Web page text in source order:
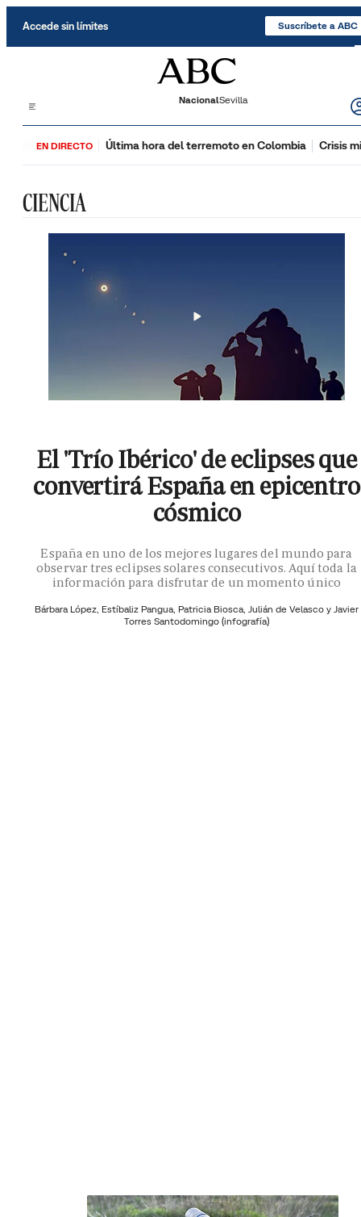
Accede sin límites Suscríbete a ABC
NacionalSevilla
EN DIRECTO Última hora del terremoto en Colombia Crisis
CIENCIA
El 'Trío Ibérico' de eclipses que
convertirá España en epicentro
cósmico
España en uno de los mejores lugares del mundo para
observar tres eclipses solares consecutivos. Aquí toda la
información para disfrutar de un momento único
Bárbara López, Estíbaliz Pangua, Patricia Biosca, Julián de Velasco y Javier
Torres Santodomingo (infografía)